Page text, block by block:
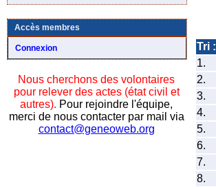
Accès membres
Connexion
Nous cherchons des volontaires
pour relever des actes (état civil et
autres). Pour rejoindre l'équipe,
merci de nous contacter par mail via
contact@geneoweb.org
Tri :
1.
2.
3.
4.
5.
6.
7.
8.